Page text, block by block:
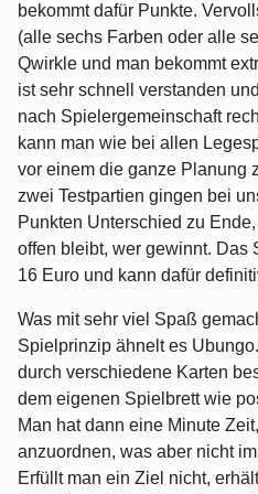
bekommt dafür Punkte.
(alle sechs Farben oder alle
Qwirkle und man bekommt
ist sehr schnell verstanden
nach Spielergemeinschaft
kann man wie bei allen
vor einem die ganze Planung
zwei Testpartien gingen bei
Punkten Unterschied zu
offen bleibt, wer gewinnt. Das
16 Euro und kann dafür
Was mit sehr viel Spaß
Spielprinzip ähnelt es
durch verschiedene Karten
dem eigenen Spielbrett wie
Man hat dann eine Minute
anzuordnen, was aber nicht
Erfüllt man ein Ziel nicht,